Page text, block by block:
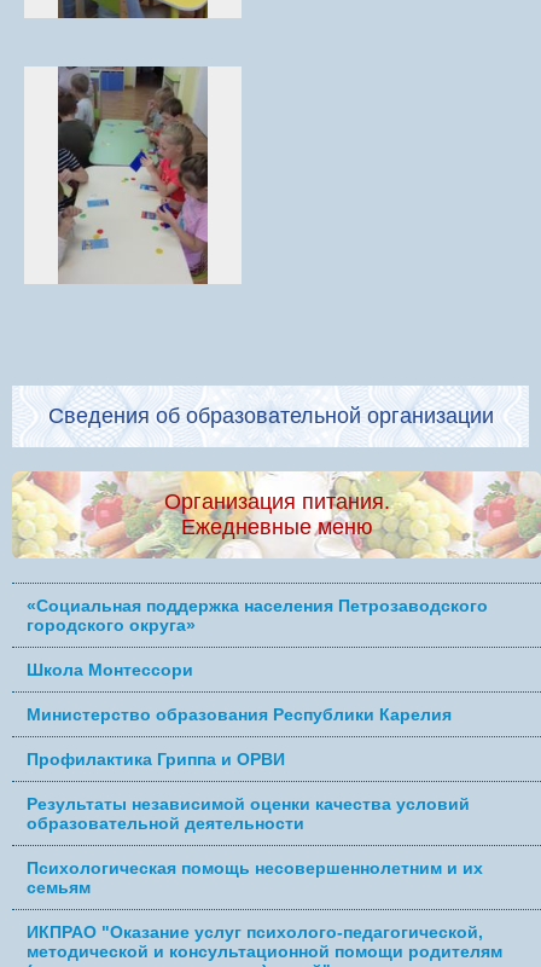
Сведения об образовательной организации
Организация питания.
Ежедневные меню
«Социальная поддержка населения Петрозаводского
городского округа»
Школа Монтессори
Министерство образования Республики Карелия
Профилактика Гриппа и ОРВИ
Результаты независимой оценки качества условий
образовательной деятельности
Психологическая помощь несовершеннолетним и их
семьям
ИКПРАО "Оказание услуг психолого-педагогической,
методической и консультационной помощи родителям